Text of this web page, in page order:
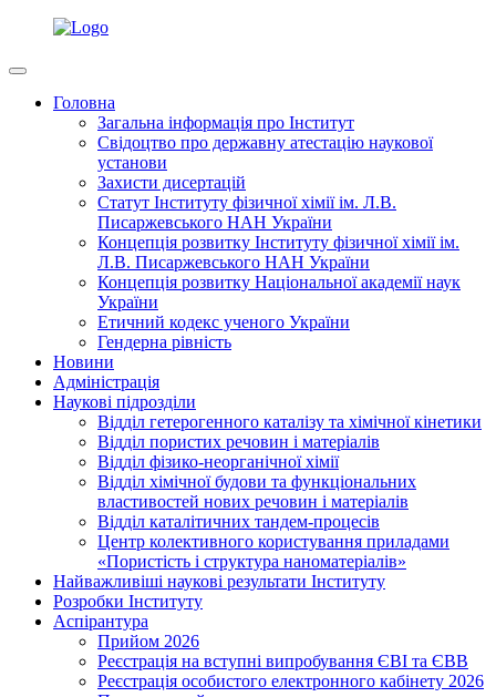
Головна
Загальна інформація про Інститут
Свідоцтво про державну атестацію наукової
установи
Захисти дисертацій
Статут Інституту фізичної хімії ім. Л.В.
Писаржевського НАН України
Концепція розвитку Інституту фізичної хімії ім.
Л.В. Писаржевського НАН України
Концепція розвитку Національної академії наук
України
Етичний кодекс ученого України
Гендерна рівність
Новини
Адміністрація
Наукові підрозділи
Відділ гетерогенного каталізу та хімічної кінетики
Відділ пористих речовин і матеріалів
Відділ фізико-неорганічної хімії
Відділ хімічної будови та функціональних
властивостей нових речовин і матеріалів
Відділ каталітичних тандем-процесів
Центр колективного користування приладами
«Пористість і структура наноматеріалів»
Найважливіші наукові результати Інституту
Розробки Інституту
Аспірантура
Прийом 2026
Реєстрація на вступні випробування ЄВІ та ЄВВ
Реєстрація особистого електронного кабінету 2026